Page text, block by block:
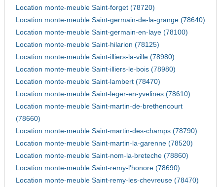
Location monte-meuble Saint-forget (78720)
Location monte-meuble Saint-germain-de-la-grange (78640)
Location monte-meuble Saint-germain-en-laye (78100)
Location monte-meuble Saint-hilarion (78125)
Location monte-meuble Saint-illiers-la-ville (78980)
Location monte-meuble Saint-illiers-le-bois (78980)
Location monte-meuble Saint-lambert (78470)
Location monte-meuble Saint-leger-en-yvelines (78610)
Location monte-meuble Saint-martin-de-brethencourt
(78660)
Location monte-meuble Saint-martin-des-champs (78790)
Location monte-meuble Saint-martin-la-garenne (78520)
Location monte-meuble Saint-nom-la-breteche (78860)
Location monte-meuble Saint-remy-l'honore (78690)
Location monte-meuble Saint-remy-les-chevreuse (78470)